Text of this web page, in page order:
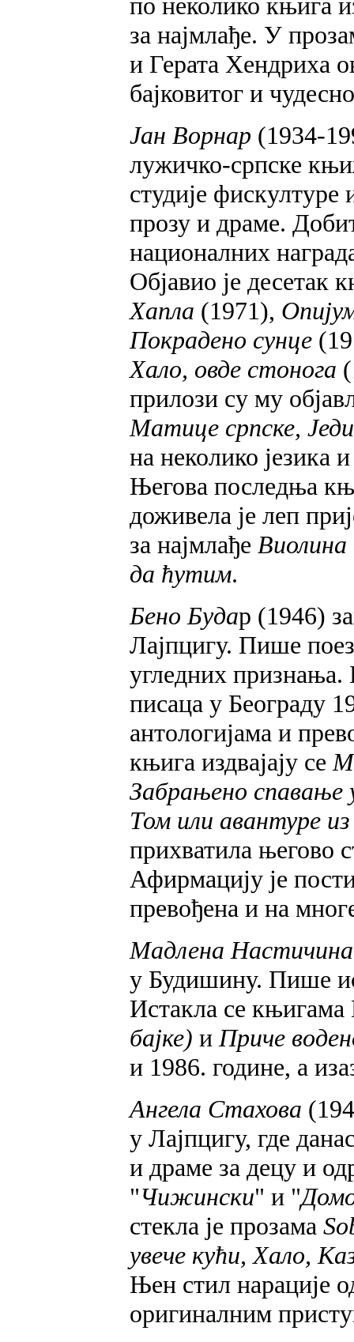
по неколико књига
за најмлађе. У
и Герата Хендриха
бајковитог и
Јан Ворнар (1934-
лужичко-српске
студије фискултуре
прозу и драме.
националних
Објавио је десетак
Хапла (1971),
Покрадено сунце
Хало, овде стонога
прилози су му
Матице српске,
на неколико језика
Његова последња
доживела је леп
за најмлађе Виолина
да ћутим.
Бено Будар (1946)
Лајпцигу. Пише
угледних признања.
писаца у Београду
антологијама и
књига издвајају се
Забрањено спавање
Том или авантуре
прихватила његово
Афирмацију је
превођена и на
Мадлена Настичина
у Будишину. Пише
Истакла се
бајке) иПриче
и 1986. године, а
Ангела Стахова
у Лајпцигу, где
и драме за децу и
"Чижински" и "
стекла је прозама
увече кући, Хало,
Њен стил нарације
оригиналним